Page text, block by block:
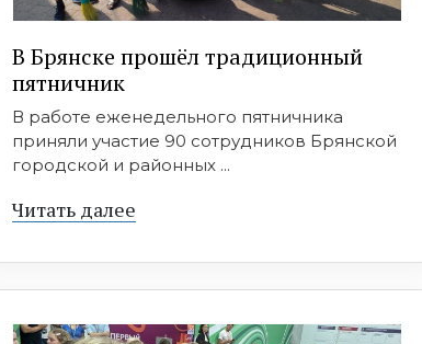
В Брянске прошёл традиционный
пятничник
В работе еженедельного пятничника
приняли участие 90 сотрудников Брянской
городской и районных ...
Читать далее